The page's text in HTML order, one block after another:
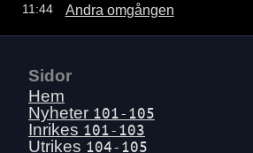
11:44 Andra omgången
Sidor
Hem
Nyheter 101-105
Inrikes 101-103
Utrikes 104-105